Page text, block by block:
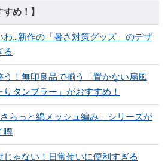
め！】
…新作の「暑さ対策グッズ」のデザ
る
う！無印良品で揃う「置かない扇風
タンブラー」がおすすめ！
らっと綿メッシュ編み」シリーズが
噂
じゃない！日常使いに便利すぎる